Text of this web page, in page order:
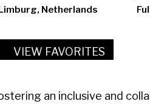
Netherlands
VIEW FAVORITES
an inclusive and